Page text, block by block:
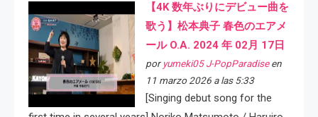
【4K 数年ぶりにデビュー曲を
歌う】松本典子 春色のエアメ
ール O.A. 2024 年 02月 17日
por yumeki05 J-PopParadiseen
11 marzo 2026 a las 5:33
[Singing debut song for the